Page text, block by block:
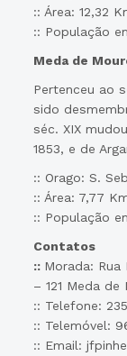
:: Área: 12,32
:: População
Meda de
Pertenceu ao
sido
séc. XIX
1853, e de
:: Orago: S.
:: Área: 7,77
:: População
Contatos
:: Morada: Rua
– 121 Meda de
:: Telefone:
:: Telemóvel:
:: Email: